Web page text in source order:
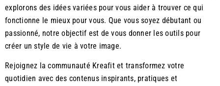
explorons des idées variées pour vous aider à trouver ce qui
fonctionne le mieux pour vous. Que vous soyez débutant ou
passionné, notre objectif est de vous donner les outils pour
créer un style de vie à votre image.
Rejoignez la communauté Kreafit et transformez votre
quotidien avec des contenus inspirants, pratiques et